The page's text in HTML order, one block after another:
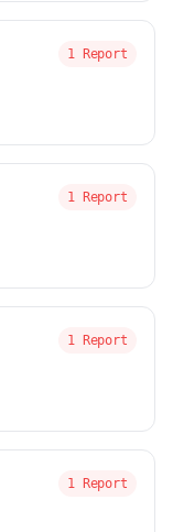
1 Report
1 Report
1 Report
1 Report